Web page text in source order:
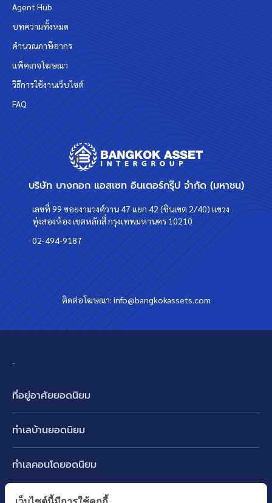
บริษัท บางกอก แอสเซท อินเตอร์กรุ๊ป จำกัด (มหาชน)
เลขที่ 99 ซอยงามวงศ์วาน 47 แยก 42 (ชินเขต 2/40) แขวง
ทุ่งสองห้อง เขตหลักสี่ กรุงเทพมหานคร 10210
02-494-9187
ติดต่อโฆษณา:info@bangkokassets.com
Agent Hub
บทความทั้งหมด
คำนวณภาษีอากร
แพ็คเกจโฆษณา
วิธีการใช้งานเว็บไซต์
FAQ
-
ที่อยู่อาศัยยอดนิยม
ทาวน์เฮ้าส์ ทาวน์โฮม
คอนโดมิเนียม
ทำเลบ้านยอดนิยม
บางนา รามคำแหง 2
ทำเลคอนโดยอดนิยม
ทำเล BTS ยอดนิยม